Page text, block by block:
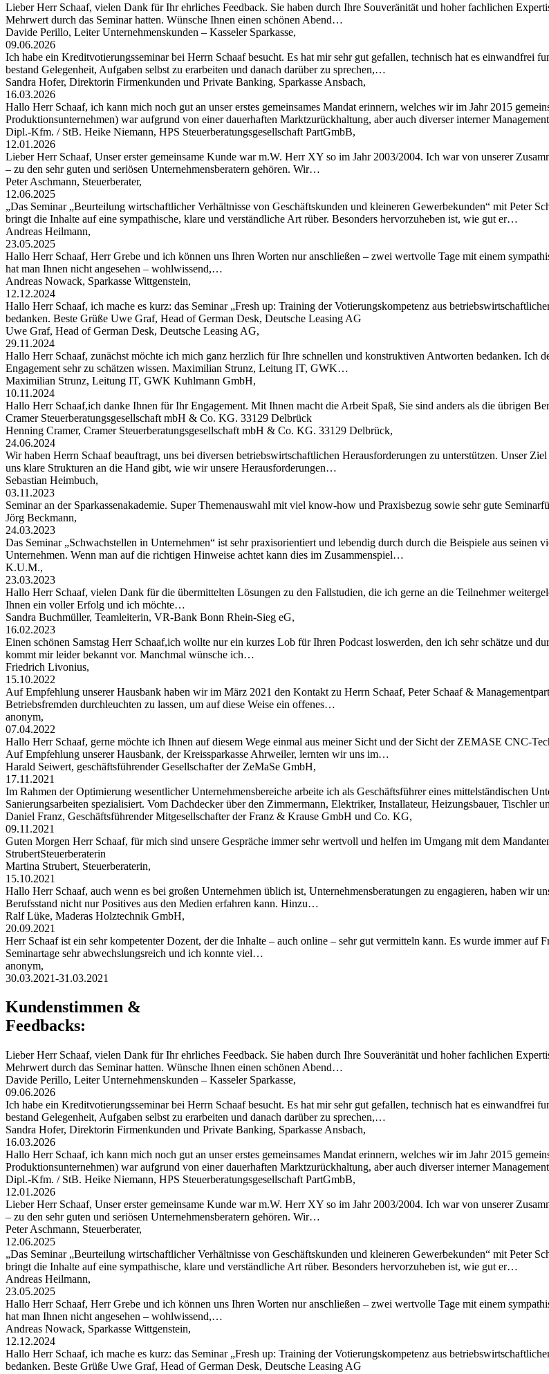
Lieber Herr Schaaf, vielen Dank für Ihr ehrliches Feedback. Sie haben durch Ihre Souveränität und hoher fachlichen
Mehrwert durch das Seminar hatten. Wünsche Ihnen einen schönen Abend…
Davide Perillo, Leiter Unternehmenskunden – Kasseler Sparkasse,
09.06.2026
Ich habe ein Kreditvotierungsseminar bei Herrn Schaaf besucht. Es hat mir sehr gut gefallen, technisch hat es
bestand Gelegenheit, Aufgaben selbst zu erarbeiten und danach darüber zu sprechen,…
Sandra Hofer, Direktorin Firmenkunden und Private Banking, Sparkasse Ansbach,
16.03.2026
Hallo Herr Schaaf, ich kann mich noch gut an unser erstes gemeinsames Mandat erinnern, welches wir im Jahr 2015
Produktionsunternehmen) war aufgrund von einer dauerhaften Marktzurückhaltung, aber auch diverser interner
Dipl.-Kfm. / StB. Heike Niemann, HPS Steuerberatungsgesellschaft PartGmbB,
12.01.2026
Lieber Herr Schaaf, Unser erster gemeinsame Kunde war m.W. Herr XY so im Jahr 2003/2004. Ich war von unserer
– zu den sehr guten und seriösen Unternehmensberatern gehören. Wir…
Peter Aschmann, Steuerberater,
12.06.2025
„Das Seminar „Beurteilung wirtschaftlicher Verhältnisse von Geschäftskunden und kleineren Gewerbekunden“ mit Peter
bringt die Inhalte auf eine sympathische, klare und verständliche Art rüber. Besonders hervorzuheben ist, wie gut er…
Andreas Heilmann,
23.05.2025
Hallo Herr Schaaf, Herr Grebe und ich können uns Ihren Worten nur anschließen – zwei wertvolle Tage mit einem
hat man Ihnen nicht angesehen – wohlwissend,…
Andreas Nowack, Sparkasse Wittgenstein,
12.12.2024
Hallo Herr Schaaf, ich mache es kurz: das Seminar „Fresh up: Training der Votierungskompetenz aus
bedanken. Beste Grüße Uwe Graf, Head of German Desk, Deutsche Leasing AG
Uwe Graf, Head of German Desk, Deutsche Leasing AG,
29.11.2024
Hallo Herr Schaaf, zunächst möchte ich mich ganz herzlich für Ihre schnellen und konstruktiven Antworten bedanken. Ich
Engagement sehr zu schätzen wissen. Maximilian Strunz, Leitung IT, GWK…
Maximilian Strunz, Leitung IT, GWK Kuhlmann GmbH,
10.11.2024
Hallo Herr Schaaf,ich danke Ihnen für Ihr Engagement. Mit Ihnen macht die Arbeit Spaß, Sie sind anders als die übrigen
Cramer Steuerberatungsgesellschaft mbH & Co. KG. 33129 Delbrück
Henning Cramer, Cramer Steuerberatungsgesellschaft mbH & Co. KG. 33129 Delbrück,
24.06.2024
Wir haben Herrn Schaaf beauftragt, uns bei diversen betriebswirtschaftlichen Herausforderungen zu unterstützen. Unser
uns klare Strukturen an die Hand gibt, wie wir unsere Herausforderungen…
Sebastian Heimbuch,
03.11.2023
Seminar an der Sparkassenakademie. Super Themenauswahl mit viel know-how und Praxisbezug sowie sehr gute
Jörg Beckmann,
24.03.2023
Das Seminar „Schwachstellen in Unternehmen“ ist sehr praxisorientiert und lebendig durch durch die Beispiele aus seinen
Unternehmen. Wenn man auf die richtigen Hinweise achtet kann dies im Zusammenspiel…
K.U.M.,
23.03.2023
Hallo Herr Schaaf, vielen Dank für die übermittelten Lösungen zu den Fallstudien, die ich gerne an die Teilnehmer
Ihnen ein voller Erfolg und ich möchte…
Sandra Buchmüller, Teamleiterin, VR-Bank Bonn Rhein-Sieg eG,
16.02.2023
Einen schönen Samstag Herr Schaaf,ich wollte nur ein kurzes Lob für Ihren Podcast loswerden, den ich sehr schätze und
kommt mir leider bekannt vor. Manchmal wünsche ich…
Friedrich Livonius,
15.10.2022
Auf Empfehlung unserer Hausbank haben wir im März 2021 den Kontakt zu Herrn Schaaf, Peter Schaaf &
Betriebsfremden durchleuchten zu lassen, um auf diese Weise ein offenes…
anonym,
07.04.2022
Hallo Herr Schaaf, gerne möchte ich Ihnen auf diesem Wege einmal aus meiner Sicht und der Sicht der ZEMASE CNC-
Auf Empfehlung unserer Hausbank, der Kreissparkasse Ahrweiler, lernten wir uns im…
Harald Seiwert, geschäftsführender Gesellschafter der ZeMaSe GmbH,
17.11.2021
Im Rahmen der Optimierung wesentlicher Unternehmensbereiche arbeite ich als Geschäftsführer eines mittelständischen
Sanierungsarbeiten spezialisiert. Vom Dachdecker über den Zimmermann, Elektriker, Installateur, Heizungsbauer, Tischler
Daniel Franz, Geschäftsführender Mitgesellschafter der Franz & Krause GmbH und Co. KG,
09.11.2021
Guten Morgen Herr Schaaf, für mich sind unsere Gespräche immer sehr wertvoll und helfen im Umgang mit dem
StrubertSteuerberaterin
Martina Strubert, Steuerberaterin,
15.10.2021
Hallo Herr Schaaf, auch wenn es bei großen Unternehmen üblich ist, Unternehmensberatungen zu engagieren, haben wir
Berufsstand nicht nur Positives aus den Medien erfahren kann. Hinzu…
Ralf Lüke, Maderas Holztechnik GmbH,
20.09.2021
Herr Schaaf ist ein sehr kompetenter Dozent, der die Inhalte – auch online – sehr gut vermitteln kann. Es wurde immer auf
Seminartage sehr abwechslungsreich und ich konnte viel…
anonym,
30.03.2021-31.03.2021
Kundenstimmen &
Feedbacks:
Lieber Herr Schaaf, vielen Dank für Ihr ehrliches Feedback. Sie haben durch Ihre Souveränität und hoher fachlichen
Mehrwert durch das Seminar hatten. Wünsche Ihnen einen schönen Abend…
Davide Perillo, Leiter Unternehmenskunden – Kasseler Sparkasse,
09.06.2026
Ich habe ein Kreditvotierungsseminar bei Herrn Schaaf besucht. Es hat mir sehr gut gefallen, technisch hat es
bestand Gelegenheit, Aufgaben selbst zu erarbeiten und danach darüber zu sprechen,…
Sandra Hofer, Direktorin Firmenkunden und Private Banking, Sparkasse Ansbach,
16.03.2026
Hallo Herr Schaaf, ich kann mich noch gut an unser erstes gemeinsames Mandat erinnern, welches wir im Jahr 2015
Produktionsunternehmen) war aufgrund von einer dauerhaften Marktzurückhaltung, aber auch diverser interner
Dipl.-Kfm. / StB. Heike Niemann, HPS Steuerberatungsgesellschaft PartGmbB,
12.01.2026
Lieber Herr Schaaf, Unser erster gemeinsame Kunde war m.W. Herr XY so im Jahr 2003/2004. Ich war von unserer
– zu den sehr guten und seriösen Unternehmensberatern gehören. Wir…
Peter Aschmann, Steuerberater,
12.06.2025
„Das Seminar „Beurteilung wirtschaftlicher Verhältnisse von Geschäftskunden und kleineren Gewerbekunden“ mit Peter
bringt die Inhalte auf eine sympathische, klare und verständliche Art rüber. Besonders hervorzuheben ist, wie gut er…
Andreas Heilmann,
23.05.2025
Hallo Herr Schaaf, Herr Grebe und ich können uns Ihren Worten nur anschließen – zwei wertvolle Tage mit einem
hat man Ihnen nicht angesehen – wohlwissend,…
Andreas Nowack, Sparkasse Wittgenstein,
12.12.2024
Hallo Herr Schaaf, ich mache es kurz: das Seminar „Fresh up: Training der Votierungskompetenz aus
bedanken. Beste Grüße Uwe Graf, Head of German Desk, Deutsche Leasing AG